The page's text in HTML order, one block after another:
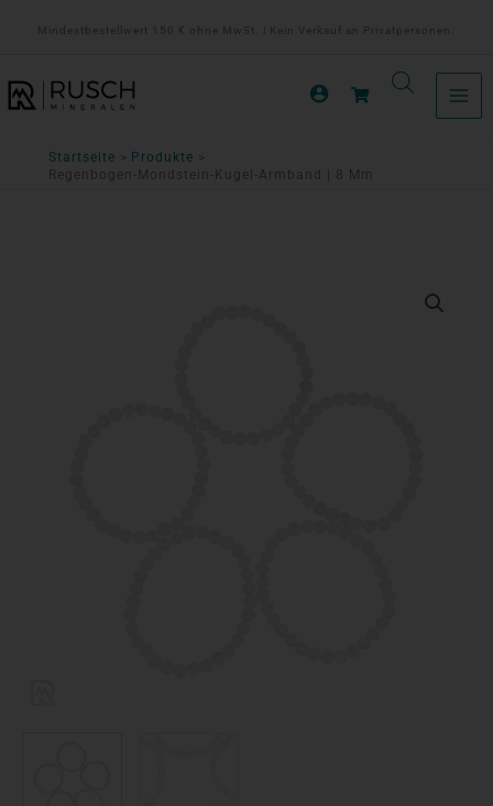
Mindestbestellwert 150 € ohne MwSt. | Kein Verkauf an Privatpersonen.
Startseite
Produkte
Regenbogen-Mondstein-Kugel-Armband | 8 Mm